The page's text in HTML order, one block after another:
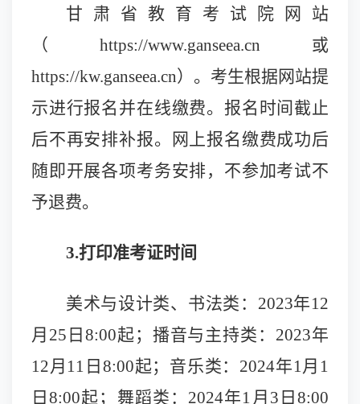
甘肃省教育考试院网站
（https://www.ganseea.cn或
https://kw.ganseea.cn）。考生根据网站提
示进行报名并在线缴费。报名时间截止
后不再安排补报。网上报名缴费成功后
随即开展各项考务安排，不参加考试不
予退费。
3.打印准考证时间
美术与设计类、书法类：2023年12
月 25 日8:00起；播音与主持类：2023年
12月11日8:00起；音乐类：2024年1月 1
日8:00起；舞蹈类：2024年1月3日8:00